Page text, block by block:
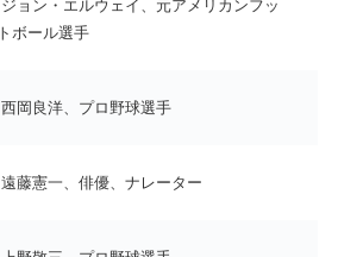
ジョン・エルウェイ、元アメリカンフッ
トボール選手
西岡良洋、プロ野球選手
遠藤憲一、俳優、ナレーター